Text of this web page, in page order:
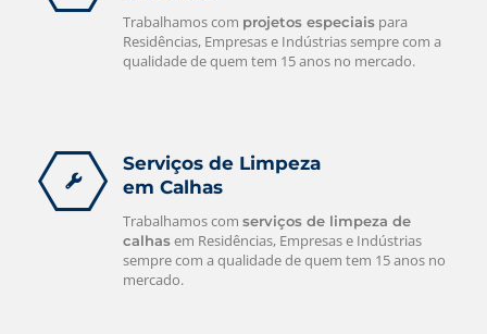
Trabalhamos com projetos especiais para
Residências, Empresas e Indústrias sempre com a
qualidade de quem tem 15 anos no mercado.
Serviços de Limpeza
em Calhas
Trabalhamos com serviços de limpeza de
calhasem Residências, Empresas e Indústrias
sempre com a qualidade de quem tem 15 anos no
mercado.